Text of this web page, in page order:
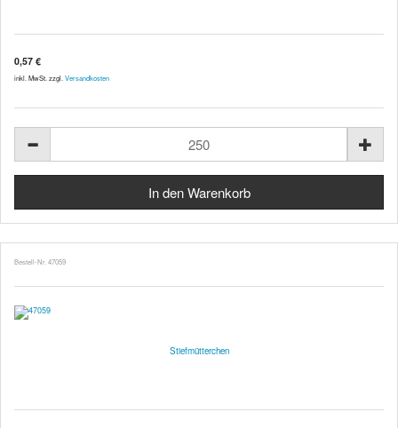
0,57 €
inkl. MwSt. zzgl. Versandkosten
Bestell-Nr. 47059
Stiefmütterchen